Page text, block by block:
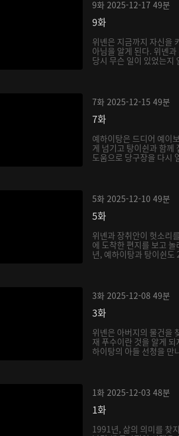
9화 2025-12-17 49분
9화
위녠은 지금까지 자신을
아님을 알게 된다. 위녠
당시 무슨 일이 있었는지
7화 2025-12-15 49분
7화
예하이탕은 드디어 예이
게 넘기고 탕이쉰과 함께
도움으로 당구장을 다시
5화 2025-12-10 49분
5화
위녠과 장취안이 헛소리
에 도착한 편지를 보고
년, 예하이탕과 탕이쉰
3화 2025-12-08 49분
3화
위녠은 아버지의 물건을
재 푸수이란 것을 알게
하이탕의 아들 선청을
1화 2025-12-03 48분
1화
1991년, 삶의 의미를 찾